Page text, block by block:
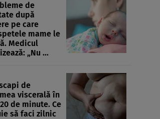
de
după
pe care
mame le
Medicul
„Nu ...
de
viscerală în
de minute. Ce
să faci zilnic